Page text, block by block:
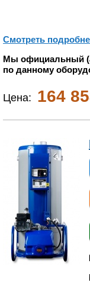
Смотреть
Мы официальный
по данному
Цена: 164